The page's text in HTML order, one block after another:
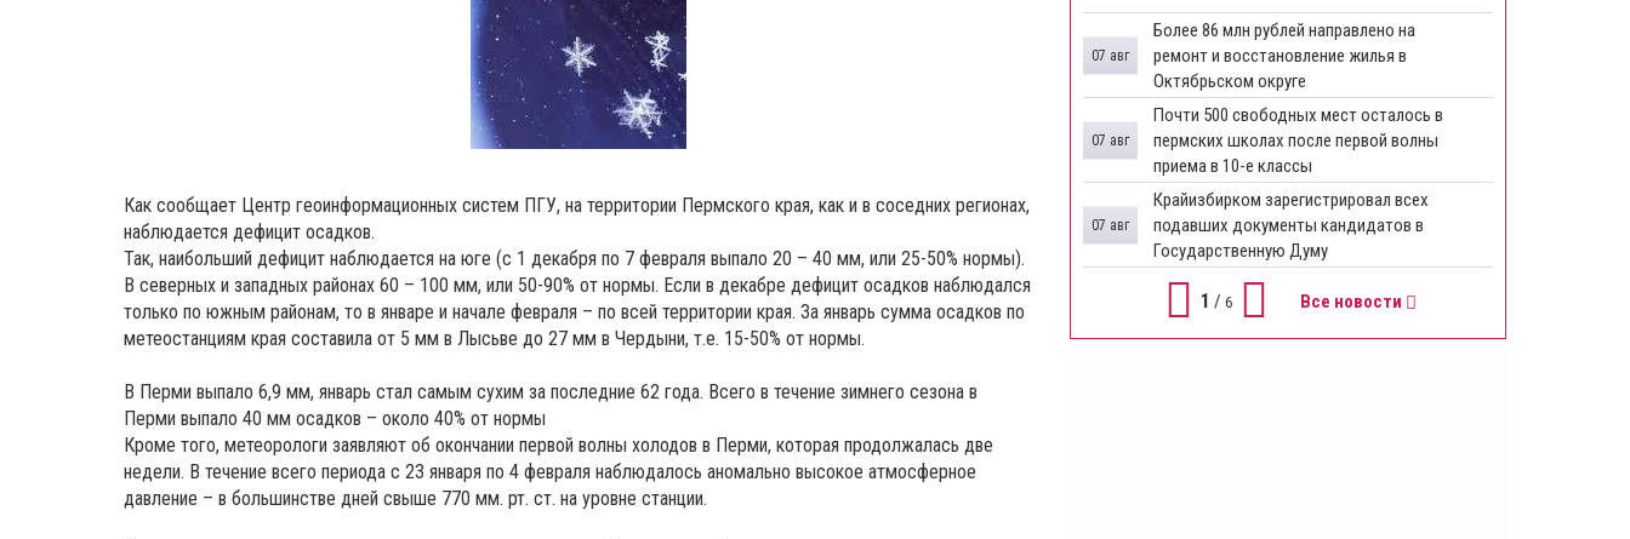
Как сообщает Центр геоинформационных систем ПГУ, на территории Пермского края, как и в соседних регионах,
наблюдается дефицит осадков.
Так, наибольший дефицит наблюдается на юге (с 1 декабря по 7 февраля выпало 20 – 40 мм, или 25-50% нормы).
В северных и западных районах 60 – 100 мм, или 50-90% от нормы. Если в декабре дефицит осадков наблюдался
только по южным районам, то в январе и начале февраля – по всей территории края. За январь сумма осадков по
метеостанциям края составила от 5 мм в Лысьве до 27 мм в Чердыни, т.е. 15-50% от нормы.
В Перми выпало 6,9 мм, январь стал самым сухим за последние 62 года. Всего в течение зимнего сезона в
Перми выпало 40 мм осадков – около 40% от нормы
Кроме того, метеорологи заявляют об окончании первой волны холодов в Перми, которая продолжалась две
недели. В течение всего периода с 23 января по 4 февраля наблюдалось аномально высокое атмосферное
давление – в большинстве дней свыше 770 мм. рт. ст. на уровне станции.
Более 86 млн рублей направлено на
ремонт и восстановление жилья в
Октябрьском округе
07 авг
Почти 500 свободных мест осталось в
пермских школах после первой волны
приема в 10-е классы
07 авг
Крайизбирком зарегистрировал всех
подавших документы кандидатов в
Государственную Думу
07 авг
1 / 6 Все новости